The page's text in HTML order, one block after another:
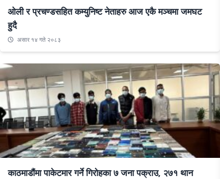
ओली र प्रचण्डसहित कम्युनिष्ट नेताहरु आज एकै मञ्चमा जमघट
हुदै
असार १४ गते २०८३
काठमाडौंमा पाकेटमार गर्ने गिरोहका ७ जना पक्राउ, २७१ थान